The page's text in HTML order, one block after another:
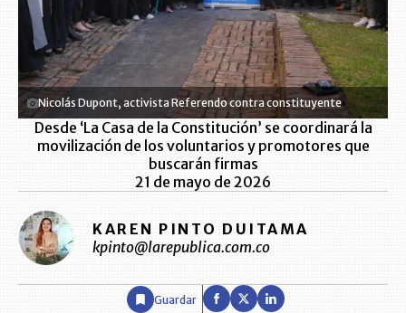
Nicolás Dupont, activista Referendo contra constituyente
Desde ‘La Casa de la Constitución’ se coordinará la
movilización de los voluntarios y promotores que
buscarán firmas
21 de mayo de 2026
KAREN PINTO DUITAMA
kpinto@larepublica.com.co
Guardar